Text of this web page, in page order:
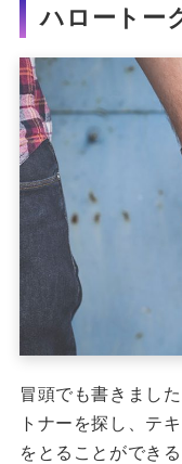
ハロートー
冒頭でも書きまし
トナーを探し、テ
をとることができ